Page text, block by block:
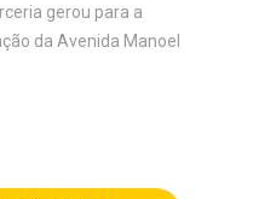
gerou para a
da Avenida Manoel